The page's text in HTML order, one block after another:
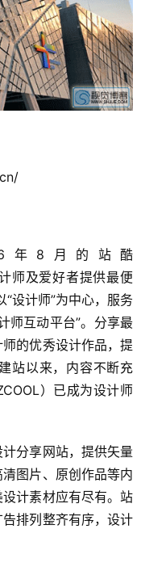
年8月的站酷
师及爱好者提供最便
设计师”为中心，服务
师互动平台”。分享最
的优秀设计作品，提
站以来，内容不断充
）已成为设计师
分享网站，提供矢量
图片、原创作品等内
计素材应有尽有。站
排列整齐有序，设计